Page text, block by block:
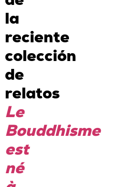
la
reciente
colección
de
relatos
Le
Bouddhisme
est
né